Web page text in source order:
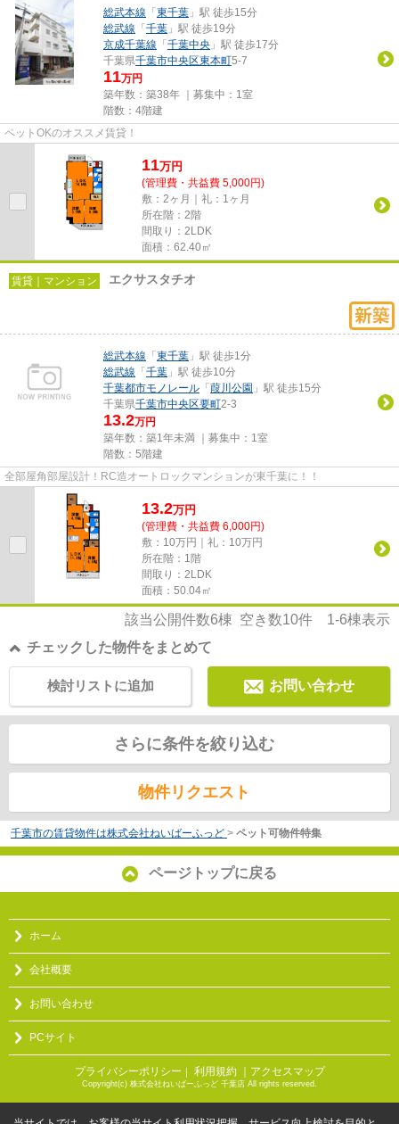
総武本線 「 東千葉 」駅 徒歩15分
総武線 「 千葉 」駅 徒歩19分
京成千葉線 「 千葉中央 」駅 徒歩17分
千葉県千葉市中央区東本町5-7
11万円
築年数：築38年 ｜募集中： 1室
階数：4階建
ペットOKのオススメ賃貸！
11万円
(管理費・共益費 5,000円)
敷：2ヶ月｜礼：1ヶ月
所在階：2階
間取り：2LDK
面積：62.40㎡
賃貸｜マンション エクサスタチオ
総武本線 「 東千葉 」駅 徒歩1分
総武線 「 千葉 」駅 徒歩10分
千葉都市モノレール 「 葭川公園 」駅 徒歩15分
千葉県千葉市中央区要町2-3
13.2万円
築年数：築1年未満 ｜募集中： 1室
階数：5階建
全部屋角部屋設計！RC造オートロックマンションが東千葉に！！
13.2万円
(管理費・共益費 6,000円)
敷：10万円｜礼：10万円
所在階：1階
間取り：2LDK
面積：50.04㎡
該当公開件数6棟 空き数10件 1-6棟表示
チェックした物件をまとめて
お問い合わせ
検討リストに追加
さらに条件を絞り込む
物件リクエスト
千葉市の賃貸物件は株式会社ねいばーふっど > ペット可物件特集
ページトップに戻る
ホーム
会社概要
お問い合わせ
PCサイト
プライバシーポリシー ｜ 利用規約 ｜アクセスマップ
Copyright(c) 株式会社ねいばーふっど 千葉店 All rights reserved.